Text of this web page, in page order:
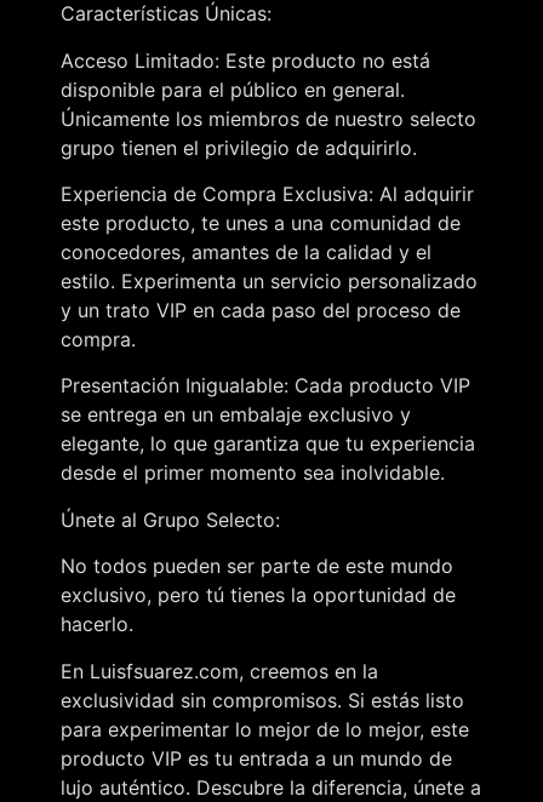
Características Únicas:
Acceso Limitado: Este producto no está
disponible para el público en general.
Únicamente los miembros de nuestro selecto
grupo tienen el privilegio de adquirirlo.
Experiencia de Compra Exclusiva: Al adquirir
este producto, te unes a una comunidad de
conocedores, amantes de la calidad y el
estilo. Experimenta un servicio personalizado
y un trato VIP en cada paso del proceso de
compra.
Presentación Inigualable: Cada producto VIP
se entrega en un embalaje exclusivo y
elegante, lo que garantiza que tu experiencia
desde el primer momento sea inolvidable.
Únete al Grupo Selecto:
No todos pueden ser parte de este mundo
exclusivo, pero tú tienes la oportunidad de
hacerlo.
En Luisfsuarez.com, creemos en la
exclusividad sin compromisos. Si estás listo
para experimentar lo mejor de lo mejor, este
producto VIP es tu entrada a un mundo de
lujo auténtico. Descubre la diferencia, únete a